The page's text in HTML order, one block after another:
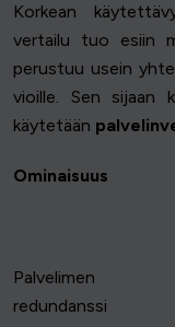
Korkean
vertailu tuo esiin
perustuu usein
vioille. Sen sijaan
käytetään
Ominaisuus
Palvelimen
redundanssi